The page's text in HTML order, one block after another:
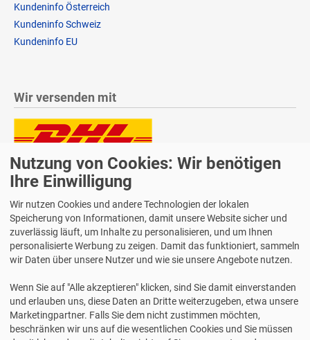
Kundeninfo Österreich
Kundeninfo Schweiz
Kundeninfo EU
Wir versenden mit
Lieferung auch an Packstationen und Postfilialen
Samstagszustellung
Bequeme Zahlung über Paypal
2 Jahre Gewährleistung
Alle Texte, Grafiken, Bilder und das Layout sind urheberrechtlich
Nutzung von Cookies: Wir benötigen
Ihre Einwilligung
Wir nutzen Cookies und andere Technologien der lokalen
Speicherung von Informationen, damit unsere Website sicher und
zuverlässig läuft, um Inhalte zu personalisieren, und um Ihnen
personalisierte Werbung zu zeigen. Damit das funktioniert, sammeln
wir Daten über unsere Nutzer und wie sie unsere Angebote nutzen.
Wenn Sie auf "Alle akzeptieren" klicken, sind Sie damit einverstanden
und erlauben uns, diese Daten an Dritte weiterzugeben, etwa unsere
Marketingpartner. Falls Sie dem nicht zustimmen möchten,
beschränken wir uns auf die wesentlichen Cookies und Sie müssen